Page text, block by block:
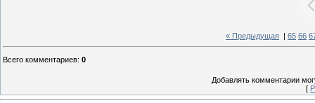
« Предыдущая 65 66
Всего комментариев: 0
Добавлять комментарии
[